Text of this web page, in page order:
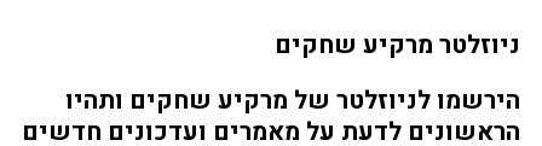
מרקיע שחקים
לניוזלטר של מרקיע שחקים ותהיו
לדעת על מאמרים ועדכונים חדשים